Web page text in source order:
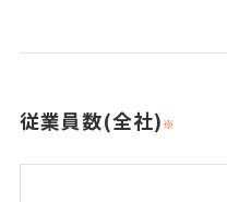
従業員数(全社)